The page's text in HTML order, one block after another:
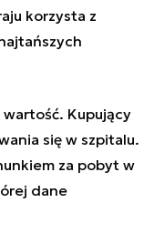
korzysta z
Kupujący
się w szpitalu.
za pobyt w
dane